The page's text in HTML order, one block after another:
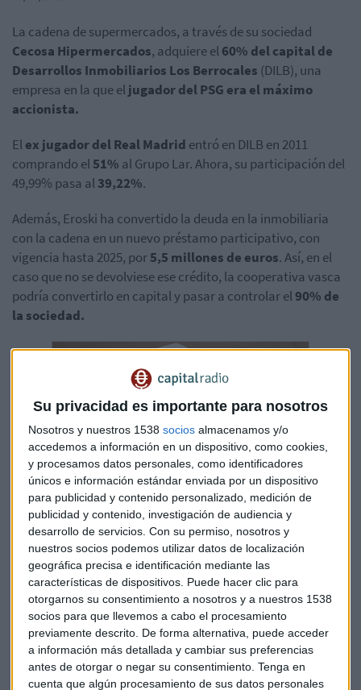
Su privacidad es importante para nosotros
Nosotros y nuestros 1538 socios almacenamos y/o
accedemos a información en un dispositivo, como cookies,
y procesamos datos personales, como identificadores
únicos e información estándar enviada por un dispositivo
para publicidad y contenido personalizado, medición de
publicidad y contenido, investigación de audiencia y
desarrollo de servicios. Con su permiso, nosotros y
nuestros socios podemos utilizar datos de localización
geográfica precisa e identificación mediante las
características de dispositivos. Puede hacer clic para
otorgarnos su consentimiento a nosotros y a nuestros 1538
socios para que llevemos a cabo el procesamiento
previamente descrito. De forma alternativa, puede acceder
a información más detallada y cambiar sus preferencias
antes de otorgar o negar su consentimiento. Tenga en
cuenta que algún procesamiento de sus datos personales
La cadena de supermercados, a través de su sociedad
Cecosa Hipermercados, adquiere el60% del capital de
Desarrollos Inmobiliarios Los Berrocales (DILB), una
empresa en la que eljugador del PSG era el máximo
accionista.
Elex jugador del Real Madrid entró en DILB en 2011
comprando el51% al Grupo Lar. Ahora, su participación del
49,99% pasa al39,22%.
Además, Eroski ha convertido la deuda en la inmobiliaria
con la cadena en un nuevo préstamo participativo, con
vigencia hasta 2025, por5,5 millones de euros. Así, en el
caso que no se devolviese ese crédito, la cooperativa vasca
podría convertirlo en capital y pasar a controlar el90% de
la sociedad.
La subida del precio del suelo deja a los
jóvenes fuera del mercado
En España hay suelo finalista para levantar 1,6
millones de viviendas más, lo que daría para
abastecer al mercado durante 8,6 años, según...
Capital Radio / / 2017-02-12
Tras las pérdidas de 19,1 millones de eurosde 2019 por el